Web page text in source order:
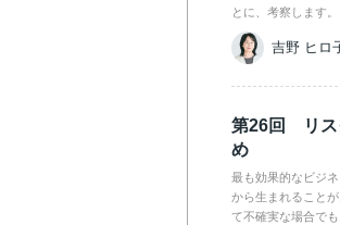
とに、考察します。
吉野 ヒロ
第26回 リス
め
最も効果的なビジ
から生まれること
て不確実な場合で